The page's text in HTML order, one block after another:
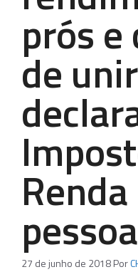
prós
de
27 de junho de 2018Por